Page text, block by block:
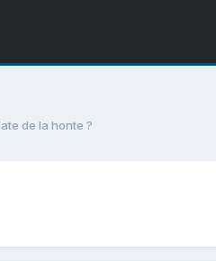
de la honte ?